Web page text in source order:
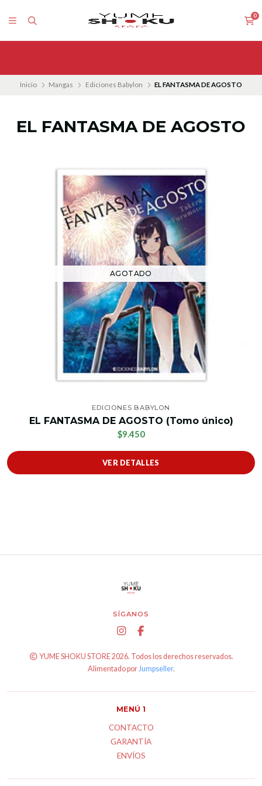
0
Inicio Mangas Ediciones Babylon EL FANTASMA DE AGOSTO
EL FANTASMA DE AGOSTO
AGOTADO
EDICIONES BABYLON
EL FANTASMA DE AGOSTO (Tomo único)
$9.450
VER DETALLES
SÍGANOS
YUME SHOKU STORE 2026. Todos los derechos reservados.
Alimentado porJumpseller.
MENÚ 1
CONTACTO
GARANTÍA
ENVÍOS